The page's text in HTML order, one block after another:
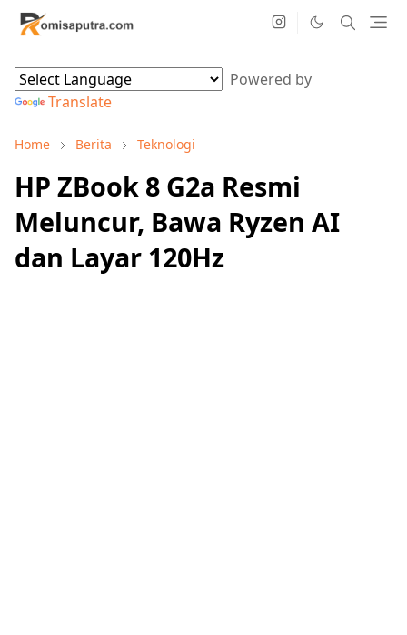
Powered by
Translate
Home Berita Teknologi
HP ZBook 8 G2a Resmi
Meluncur, Bawa Ryzen AI
dan Layar 120Hz